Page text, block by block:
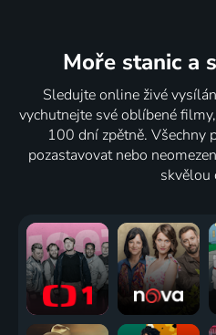
Moře stanic a
Sledujte online živé
vychutnejte své oblíbené
100 dní zpětně. Všechny
pozastavovat nebo
skvělou